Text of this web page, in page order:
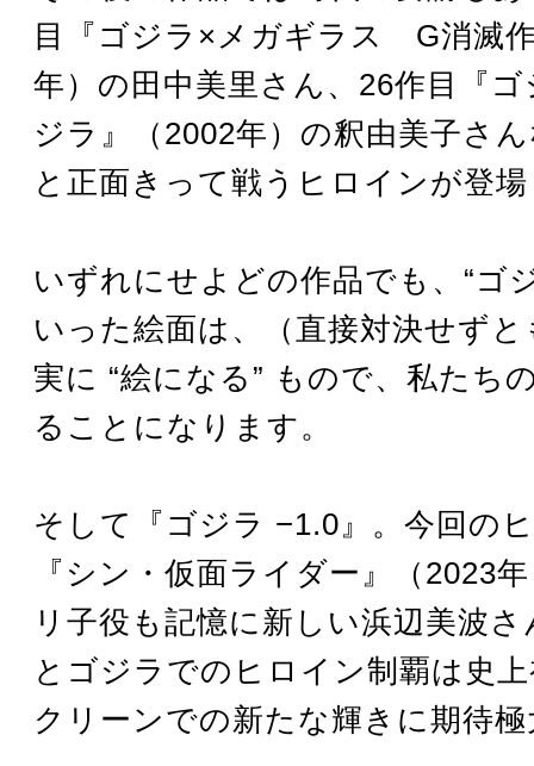
目『ゴジラ×メガギラス G消滅
年）の田中美里さん、26作目『
ジラ』（2002年）の釈由美子さ
と正面きって戦うヒロインが登
いずれにせよどの作品でも、“ゴ
いった絵面は、（直接対決せず
実に “絵になる” もので、私たち
ることになります。
そして『ゴジラ −1.0』。今回の
『シン・仮面ライダー』（2023
リ子役も記憶に新しい浜辺美波
とゴジラでのヒロイン制覇は史
クリーンでの新たな輝きに期待